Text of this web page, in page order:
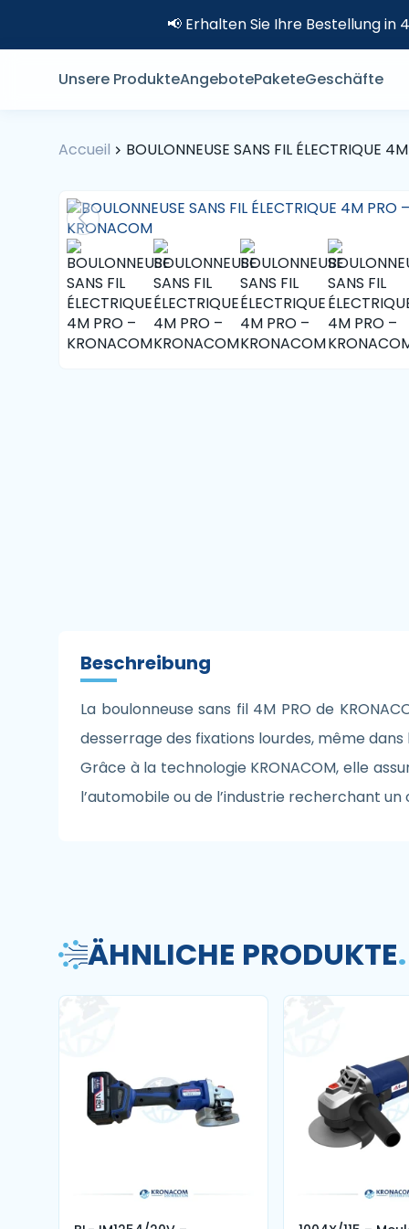
📢 Erhalten Sie Ihre Bestellung
Unsere ProdukteAngebotePaketeGeschäfte
Accueil BOULONNEUSE SANS FIL ÉLECTRIQUE
Beschreibung
La boulonneuse sans fil 4M PRO de
desserrage des fixations lourdes, même dans
Grâce à la technologie KRONACOM, elle
l’automobile ou de l’industrie recherchant
ÄHNLICHE PRODUKTE.